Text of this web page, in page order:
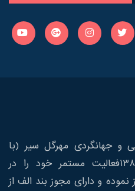
جهانگردی مهرگل سیر (با
مسولیت محدود) از سال 1383فعالیت مستمر خود را در
و دارای مجوز بند الف از